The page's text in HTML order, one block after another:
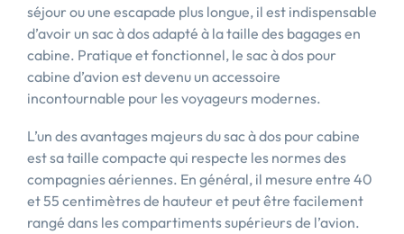
séjour ou une escapade plus longue, il est indispensable
d’avoir un sac à dos adapté à la taille des bagages en
cabine. Pratique et fonctionnel, le sac à dos pour
cabine d’avion est devenu un accessoire
incontournable pour les voyageurs modernes.
L’un des avantages majeurs du sac à dos pour cabine
est sa taille compacte qui respecte les normes des
compagnies aériennes. En général, il mesure entre 40
et 55 centimètres de hauteur et peut être facilement
rangé dans les compartiments supérieurs de l’avion.